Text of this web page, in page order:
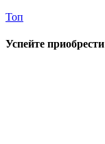
Топ
Успейте приобрести